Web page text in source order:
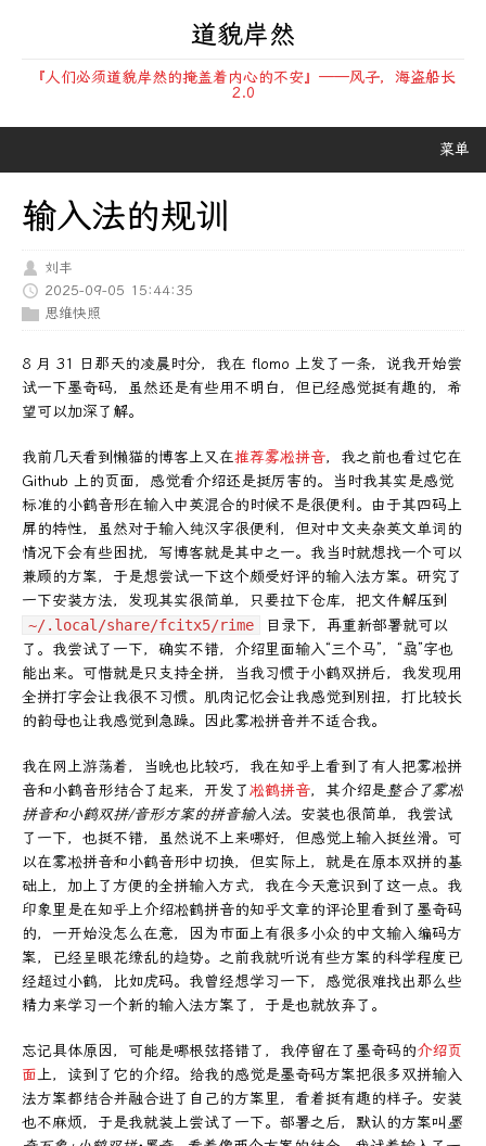
道貌岸然
『人们必须道貌岸然的掩盖着内心的不安』——风子，海盗船长
2.0
菜单
输入法的规训
刘丰
2025-09-05 15:44:35
思维快照
8 月 31 日那天的凌晨时分，我在 flomo 上发了一条，说我开始尝
试一下墨奇码，虽然还是有些用不明白，但已经感觉挺有趣的，希
望可以加深了解。
我前几天看到懒猫的博客上又在推荐雾凇拼音，我之前也看过它在
Github 上的页面，感觉看介绍还是挺厉害的。当时我其实是感觉
标准的小鹤音形在输入中英混合的时候不是很便利。由于其四码上
屏的特性，虽然对于输入纯汉字很便利，但对中文夹杂英文单词的
情况下会有些困扰，写博客就是其中之一。我当时就想找一个可以
兼顾的方案，于是想尝试一下这个颇受好评的输入法方案。研究了
一下安装方法，发现其实很简单，只要拉下仓库，把文件解压到
~/.local/share/fcitx5/rime
目录下，再重新部署就可以
了。我尝试了一下，确实不错，介绍里面输入“三个马”，“骉”字也
能出来。可惜就是只支持全拼，当我习惯于小鹤双拼后，我发现用
全拼打字会让我很不习惯。肌肉记忆会让我感觉到别扭，打比较长
的韵母也让我感觉到急躁。因此雾凇拼音并不适合我。
我在网上游荡着，当晚也比较巧，我在知乎上看到了有人把雾凇拼
音和小鹤音形结合了起来，开发了凇鹤拼音，其介绍是整合了雾凇
拼音和小鹤双拼/音形方案的拼音输入法。安装也很简单，我尝试
了一下，也挺不错，虽然说不上来哪好，但感觉上输入挺丝滑。可
以在雾凇拼音和小鹤音形中切换，但实际上，就是在原本双拼的基
础上，加上了方便的全拼输入方式，我在今天意识到了这一点。我
印象里是在知乎上介绍凇鹤拼音的知乎文章的评论里看到了墨奇码
的，一开始没怎么在意，因为市面上有很多小众的中文输入编码方
案，已经呈眼花缭乱的趋势。之前我就听说有些方案的科学程度已
经超过小鹤，比如虎码。我曾经想学习一下，感觉很难找出那么些
精力来学习一个新的输入法方案了，于是也就放弃了。
忘记具体原因，可能是哪根弦搭错了，我停留在了墨奇码的介绍页
面上，读到了它的介绍。给我的感觉是墨奇码方案把很多双拼输入
法方案都结合并融合进了自己的方案里，看着挺有趣的样子。安装
也不麻烦，于是我就装上尝试了一下。部署之后，默认的方案叫 墨